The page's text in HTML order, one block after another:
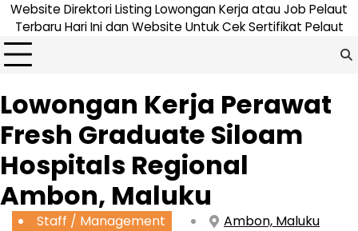
Website Direktori Listing Lowongan Kerja atau Job Pelaut
Terbaru Hari Ini dan Website Untuk Cek Sertifikat Pelaut
Lowongan Kerja Perawat
Fresh Graduate Siloam
Hospitals Regional
Ambon, Maluku
Staff / Management
Ambon, Maluku